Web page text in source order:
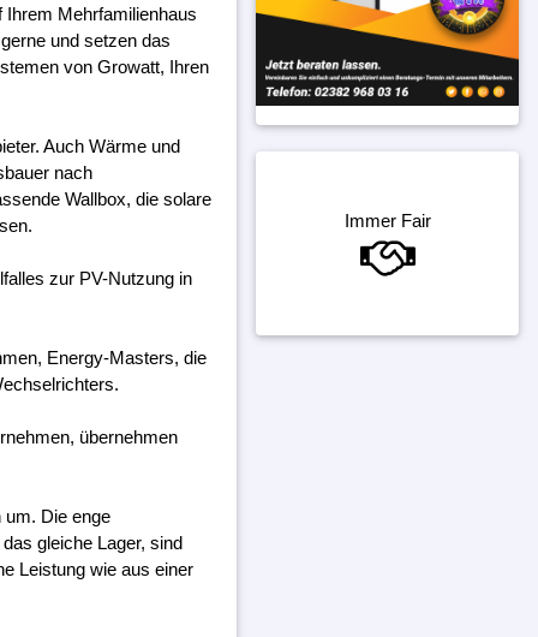
Ihrem Mehrfamilienhaus
und setzen das
von Growatt, Ihren
Auch Wärme und
nach
Wallbox, die solare
zur PV-Nutzung in
Energy-Masters, die
übernehmen
um. Die enge
gleiche Lager, sind
Leistung wie aus einer
Immer Fair